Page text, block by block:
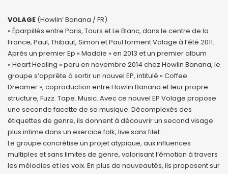
VOLAGE (Howlin’ Banana / FR)
« Éparpillés entre Paris, Tours et Le Blanc, dans le centre de la
France, Paul, Thibaut, Simon et Paul forment Volage à l’été 2011.
Après un premier Ep « Maddie » en 2013 et un premier album
« Heart Healing » paru en novembre 2014 chez Howlin Banana, le
groupe s’apprête à sortir un nouvel EP, intitulé « Coffee
Dreamer », coproduction entre Howlin Banana et leur propre
structure, Fuzz. Tape. Music. Avec ce nouvel EP Volage propose
une seconde facette de sa musique. Décomplexés des
étiquettes de genre, ils donnent à découvrir un second visage
plus intime dans un exercice folk, live sans filet.
Le groupe concrétise un projet atypique, aux influences
multiples et sans limites de genre, valorisant l’émotion à travers
les mélodies et les voix. En plus de nouveautés, ils proposent sur